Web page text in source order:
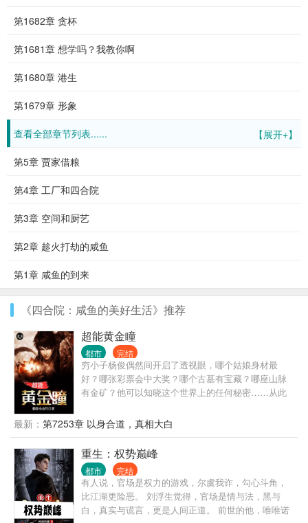
第1682章 贪杯
第1681章 想学吗？我教你啊
第1680章 港生
第1679章 形象
【展开+】
查看全部章节列表......
第5章 贾家借粮
第4章 工厂和四合院
第3章 空间和厨艺
第2章 趁火打劫的咸鱼
第1章 咸鱼的到来
《四合院：咸鱼的美好生活》推荐
超能黄金瞳
都市 完结
穷小子杨俊偶然间开启了透视眼，哪个姑娘身材最
好？哪张彩票会中大奖？哪个古墓有宝藏？哪座山脉
有金矿？他可以知晓这个世界上的任何秘密……从此
最新： 第7253章 以身合道，真相大白
重生：权势巅峰
都市 完结
有人说，官场是权力的游戏，尔虞我诈，勾心斗角，
比江湖更险恶。 刘浮生觉得，官场是情与法，黑与
白，真实与谎言，更是人间正道。 前世的他，唯唯诺